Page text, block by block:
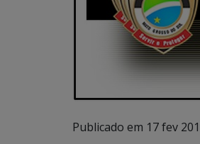
Publicado em 17 fev